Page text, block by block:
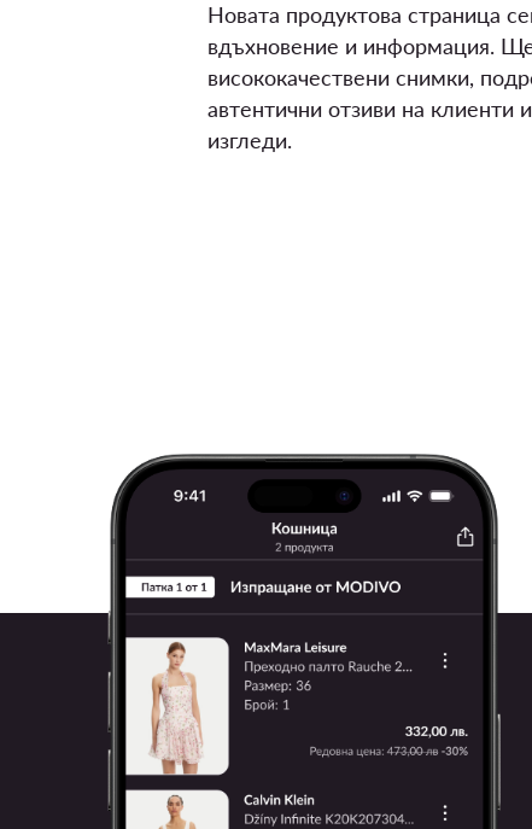
Новата продуктова страница
вдъхновение и информация.
висококачествени снимки,
автентични отзиви на клиенти
изгледи.